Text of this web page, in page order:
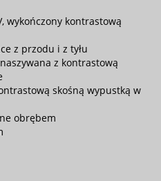
wykończony kontrastową
z przodu i z tyłu
z kontrastową
skośną wypustką w
obrębem